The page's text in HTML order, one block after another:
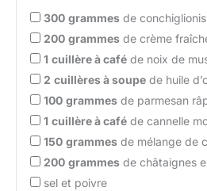
300 grammes de conchiglionis
200 grammes de crème
1 cuillère à café de noix de
2 cuillères à soupe de huile
100 grammes de parmesan
1 cuillère à café de cannelle
150 grammes de mélange de
200 grammes de châtaignes
sel et poivre